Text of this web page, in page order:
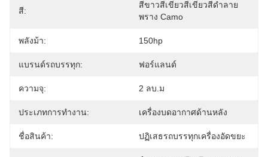
สี:
สีขาวสีเขียวสีเขียวสีดำลาย
พราง Camo
พลังม้า: 150hp
แบรนด์รถบรรทุก: ฟอร์แลนด์
ความจุ: 2 ลบ.ม
ประเภทการทำงาน: เครื่องบดอากาศด้านหลัง
ชื่อสินค้า: ปฏิเสธรถบรรทุกเครื่องอัดขยะ